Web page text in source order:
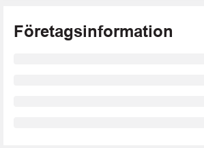
Företagsinformation